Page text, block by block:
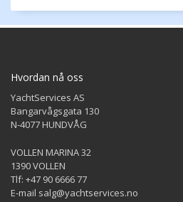
Hvordan nå oss
YachtServices AS
Bangarvågsgata 130
N-4077 HUNDVÅG
VOLLEN MARINA 32
1390 VOLLEN
Tlf: +47 90 6666 77
E-mail salg@yachtservices.no